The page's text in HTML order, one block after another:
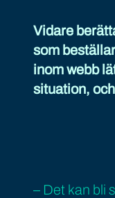
Vidare
som
inom webb
situation,
– Det kan bli